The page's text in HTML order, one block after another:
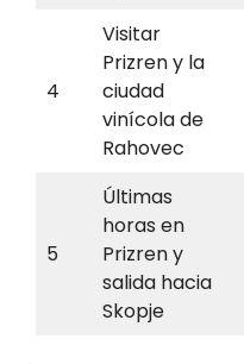
4
Visitar
Prizren y la
ciudad
vinícola de
Rahovec
5
Últimas
horas en
Prizren y
salida hacia
Skopje